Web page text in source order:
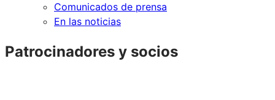
Comunicados de prensa
En las noticias
Patrocinadores y socios